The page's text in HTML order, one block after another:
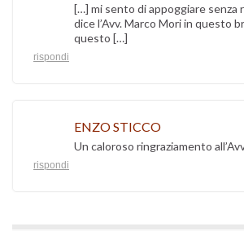
[…] mi sento di appoggiare senza
dice l’Avv. Marco Mori in questo
questo […]
rispondi
ENZO STICCO
Un caloroso ringraziamento
rispondi